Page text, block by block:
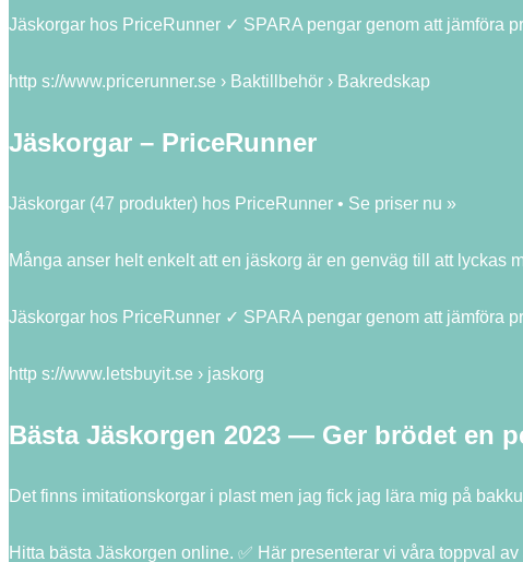
Jäskorgar hos PriceRunner ✓ SPARA pengar genom att jämföra
http s://www.pricerunner.se › Baktillbehör › Bakredskap
Jäskorgar – PriceRunner
Jäskorgar (47 produkter) hos PriceRunner • Se priser nu »
Många anser helt enkelt att en jäskorg är en genväg till att
Jäskorgar hos PriceRunner ✓ SPARA pengar genom att jämföra
http s://www.letsbuyit.se › jaskorg
Bästa Jäskorgen 2023 — Ger brödet en
Det finns imitationskorgar i plast men jag fick jag lära mig på
Hitta bästa Jäskorgen online. ✅ Här presenterar vi våra toppval